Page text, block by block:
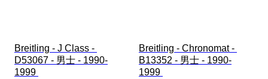
Breitling - J Class -
D53067 - 男士 - 1990-
1999
Breitling - Chronomat -
B13352 - 男士 - 1990-
1999